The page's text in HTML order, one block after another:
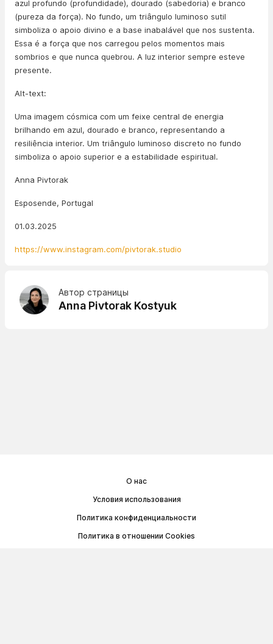
azul profundo (profundidade), dourado (sabedoria) e branco
(pureza da força). No fundo, um triângulo luminoso sutil
simboliza o apoio divino e a base inabalável que nos sustenta.
Essa é a força que nos carregou pelos momentos mais
sombrios e que nunca quebrou. A luz interior sempre esteve
presente.
Alt-text:
Uma imagem cósmica com um feixe central de energia
brilhando em azul, dourado e branco, representando a
resiliência interior. Um triângulo luminoso discreto no fundo
simboliza o apoio superior e a estabilidade espiritual.
Anna Pivtorak
Esposende, Portugal
01.03.2025
https://www.instagram.com/pivtorak.studio
Автор страницы
Anna Pivtorak Kostyuk
О нас
Условия использования
Политика конфиденциальности
Политика в отношении Cookies